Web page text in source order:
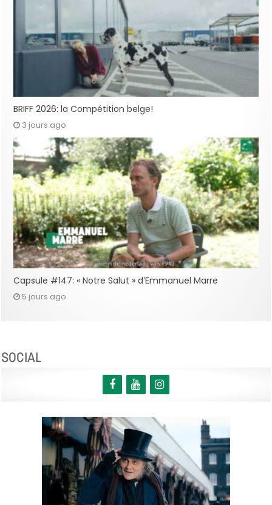
BRIFF 2026: la Compétition belge!
3 jours ago
Capsule #147: « Notre Salut » d’Emmanuel Marre
5 jours ago
SOCIAL